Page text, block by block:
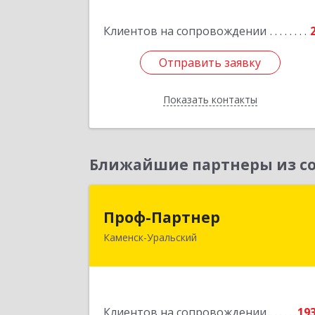
Клиентов на сопровождении
Отправить заявку
Показать контакты
Отправить заявку
Назад
Ближайшие партнеры из
Проф-Партнер
Каменск-Уральский
623406, Свердловская обл, Каменск-